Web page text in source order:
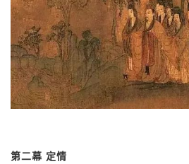
第二幕 定情